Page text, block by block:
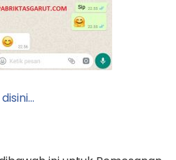
disini…